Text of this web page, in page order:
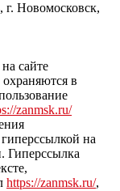
г. Новомосковск,
сайте
в
zanmsk.ru/
на
Гиперссылка
https://zanmsk.ru/,